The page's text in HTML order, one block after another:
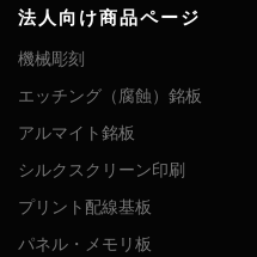
法人向け商品ページ
機械彫刻
エッチング（腐蝕）銘板
アルマイト銘板
シルクスクリーン印刷
プリント配線基板
パネル・メモリ板